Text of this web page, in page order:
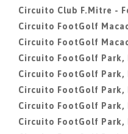
Circuito Club F.Mitre -
Circuito FootGolf
Circuito FootGolf
Circuito FootGolf Park,
Circuito FootGolf Park,
Circuito FootGolf Park,
Circuito FootGolf Park,
Circuito FootGolf Park,